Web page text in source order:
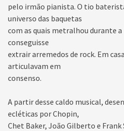
pelo irmão pianista. O tio
universo das baquetas
com as quais metralhou durante
conseguisse
extrair arremedos de rock. Em
articulavam em
consenso.
A partir desse caldo musical,
ecléticas por Chopin,
Chet Baker, João Gilberto e Frank